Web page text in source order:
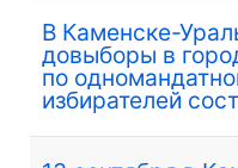
В Каменске-
довыборы в
по
избирателей